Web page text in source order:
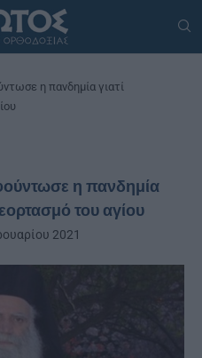
η πανδημία γιατί
η πανδημία
του αγίου
2021